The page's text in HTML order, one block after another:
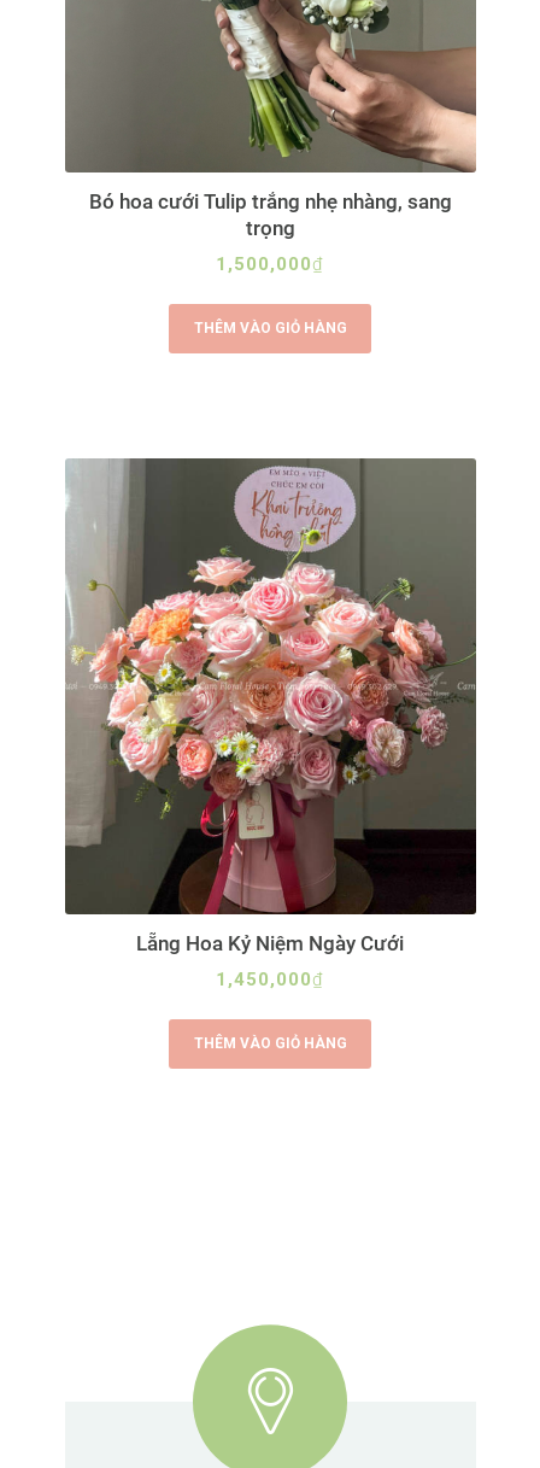
Bó hoa cưới Tulip trắng nhẹ nhàng, sang
trọng
1,500,000₫
THÊM VÀO GIỎ HÀNG
Lẵng Hoa Kỷ Niệm Ngày Cưới
1,450,000₫
THÊM VÀO GIỎ HÀNG